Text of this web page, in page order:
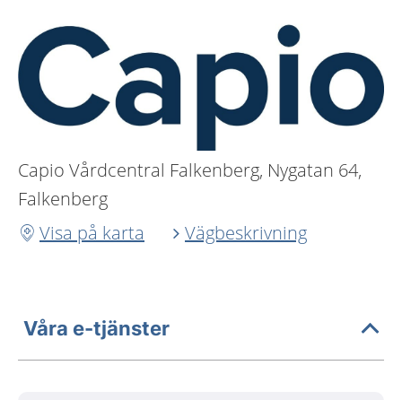
Capio Vårdcentral Falkenberg, Nygatan 64,
Falkenberg
Visa på karta
Vägbeskrivning
Våra e-tjänster